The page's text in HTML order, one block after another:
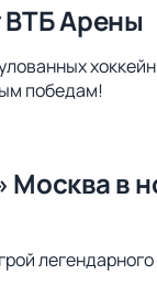
ВТБ Арены
победам!
Москва в